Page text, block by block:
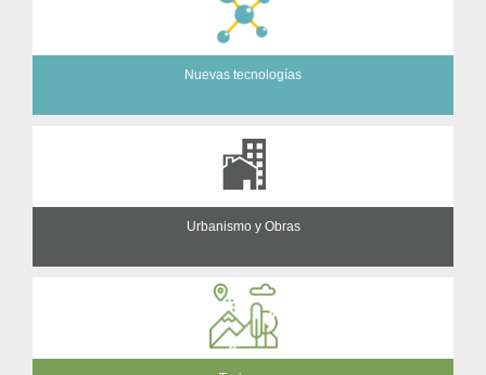
Nuevas tecnologías
Urbanismo y Obras